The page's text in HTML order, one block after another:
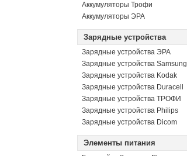
Аккумуляторы Трофи
Аккумуляторы ЭРА
Зарядные устройства
Зарядные устройства ЭРА
Зарядные устройства Samsung
Зарядные устройства Kodak
Зарядные устройства Duracell
Зарядные устройства ТРОФИ
Зарядные устройства Philips
Зарядные устройства Dicom
Элементы питания